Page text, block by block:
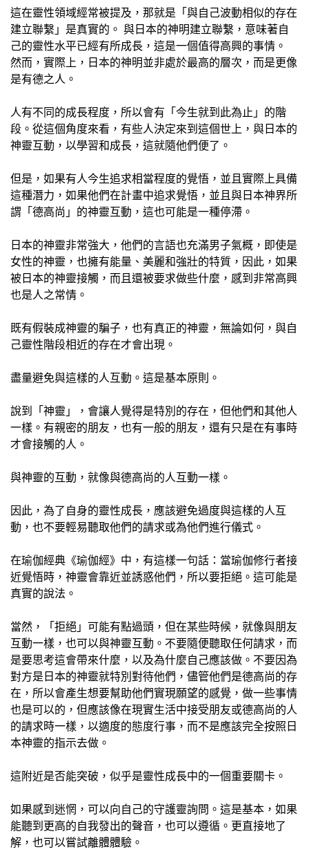
這在靈性領域經常被提及，那就是「與自己波動相似的存在
建立聯繫」是真實的。 與日本的神明建立聯繫，意味著自
己的靈性水平已經有所成長，這是一個值得高興的事情。
然而，實際上，日本的神明並非處於最高的層次，而是更像
是有德之人。
人有不同的成長程度，所以會有「今生就到此為止」的階
段。從這個角度來看，有些人決定來到這個世上，與日本的
神靈互動，以學習和成長，這就隨他們便了。
但是，如果有人今生追求相當程度的覺悟，並且實際上具備
這種潛力，如果他們在計畫中追求覺悟，並且與日本神界所
謂「德高尚」的神靈互動，這也可能是一種停滯。
日本的神靈非常強大，他們的言語也充滿男子氣概，即使是
女性的神靈，也擁有能量、美麗和強壯的特質，因此，如果
被日本的神靈接觸，而且還被要求做些什麼，感到非常高興
也是人之常情。
既有假裝成神靈的騙子，也有真正的神靈，無論如何，與自
己靈性階段相近的存在才會出現。
盡量避免與這樣的人互動。這是基本原則。
說到「神靈」，會讓人覺得是特別的存在，但他們和其他人
一樣。有親密的朋友，也有一般的朋友，還有只是在有事時
才會接觸的人。
與神靈的互動，就像與德高尚的人互動一樣。
因此，為了自身的靈性成長，應該避免過度與這樣的人互
動，也不要輕易聽取他們的請求或為他們進行儀式。
在瑜伽經典《瑜伽經》中，有這樣一句話：當瑜伽修行者接
近覺悟時，神靈會靠近並誘惑他們，所以要拒絕。這可能是
真實的說法。
當然，「拒絕」可能有點過頭，但在某些時候，就像與朋友
互動一樣，也可以與神靈互動。不要隨便聽取任何請求，而
是要思考這會帶來什麼，以及為什麼自己應該做。不要因為
對方是日本的神靈就特別對待他們，儘管他們是德高尚的存
在，所以會產生想要幫助他們實現願望的感覺，做一些事情
也是可以的，但應該像在現實生活中接受朋友或德高尚的人
的請求時一樣，以適度的態度行事，而不是應該完全按照日
本神靈的指示去做。
這附近是否能突破，似乎是靈性成長中的一個重要關卡。
如果感到迷惘，可以向自己的守護靈詢問。這是基本，如果
能聽到更高的自我發出的聲音，也可以遵循。更直接地了
解，也可以嘗試離體體驗。